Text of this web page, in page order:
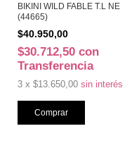
BIKINI WILD FABLE T.L NE
(44665)
$40.950,00
$30.712,50 con
Transferencia
3 x $13.650,00 sin interés